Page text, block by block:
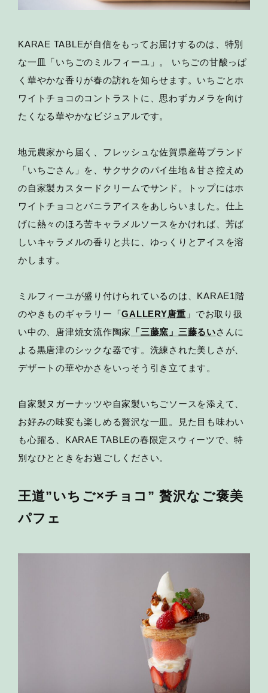
KARAE TABLEが自信をもってお届けするのは、特別
な一皿「いちごのミルフィーユ」。 いちごの甘酸っぱ
く華やかな香りが春の訪れを知らせます。いちごとホ
ワイトチョコのコントラストに、思わずカメラを向け
たくなる華やかなビジュアルです。
地元農家から届く、フレッシュな佐賀県産苺ブランド
「いちごさん」を、サクサクのパイ生地＆甘さ控えめ
の自家製カスタードクリームでサンド。トップにはホ
ワイトチョコとバニラアイスをあしらいました。仕上
げに熱々のほろ苦キャラメルソースをかければ、芳ば
しいキャラメルの香りと共に、ゆっくりとアイスを溶
かします。
ミルフィーユが盛り付けられているのは、KARAE1階
のやきものギャラリー「GALLERY唐重 」でお取り扱
い中の、唐津焼女流作陶家
「三藤窯」三藤るいさんに
よる黒唐津のシックな器です。洗練された美しさが、
デザートの華やかさをいっそう引き立てます。
自家製ヌガーナッツや自家製いちごソースを添えて、
お好みの味変も楽しめる贅沢な一皿。見た目も味わい
も心躍る、KARAE TABLEの春限定スウィーツで、特
別なひとときをお過ごしください。
王道”いちご×チョコ” 贅沢なご褒美
パフェ